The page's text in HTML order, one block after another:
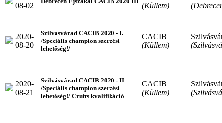
08-02
(Küllem)
2020-
08-20
Szilvásvárad CACIB 2020 - I.
/Speciális champion szerzési
lehetőség!/
CACIB
(Küllem)
2020-
08-21
Szilvásvárad CACIB 2020 - II.
/Speciális champion szerzési
lehetőség!/ Crufts kvalifikáció
CACIB
(Küllem)